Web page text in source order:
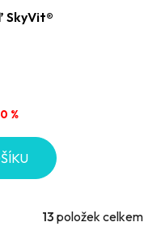
SkyVit®
%
O
13 položek celkem